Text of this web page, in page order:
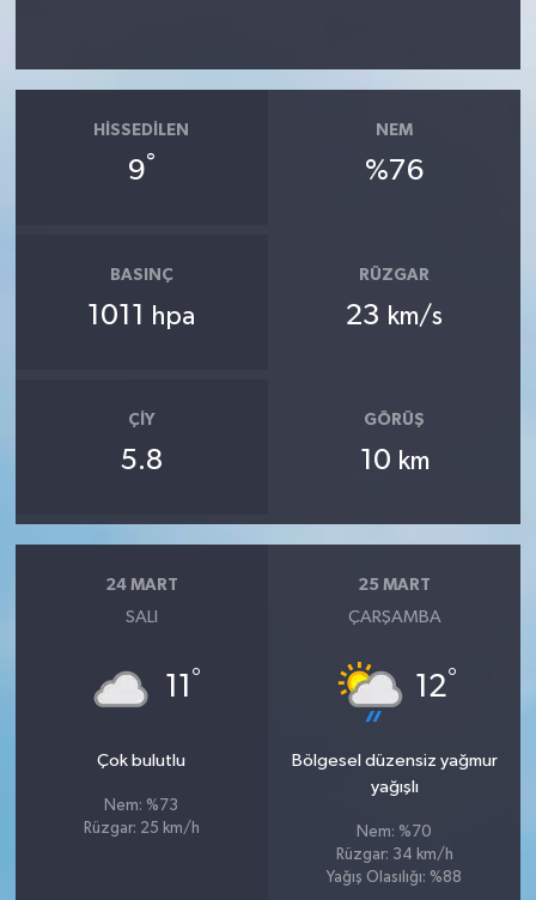
HISSEDILEN
9°
NEM
%76
BASINÇ
1011 hpa
RÜZGAR
23 km/s
ÇIY
5.8
GÖRÜŞ
10 km
24 MART
SALI
11 °
Çok bulutlu
Nem: %73
Rüzgar: 25 km/h
25 MART
ÇARŞAMBA
12°
Bölgesel düzensiz yağmur
yağışlı
Nem: %70
Rüzgar: 34 km/h
Yağış Olasılığı: %88